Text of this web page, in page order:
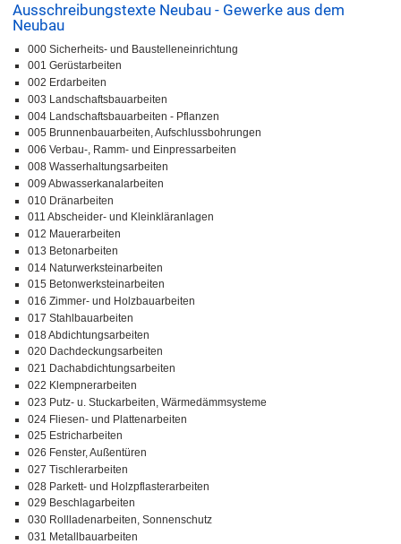
Ausschreibungstexte Neubau - Gewerke aus dem
Neubau
000 Sicherheits- und Baustelleneinrichtung
001 Gerüstarbeiten
002 Erdarbeiten
003 Landschaftsbauarbeiten
004 Landschaftsbauarbeiten - Pflanzen
005 Brunnenbauarbeiten, Aufschlussbohrungen
006 Verbau-, Ramm- und Einpressarbeiten
008 Wasserhaltungsarbeiten
009 Abwasserkanalarbeiten
010 Dränarbeiten
011 Abscheider- und Kleinkläranlagen
012 Mauerarbeiten
013 Betonarbeiten
014 Naturwerksteinarbeiten
015 Betonwerksteinarbeiten
016 Zimmer- und Holzbauarbeiten
017 Stahlbauarbeiten
018 Abdichtungsarbeiten
020 Dachdeckungsarbeiten
021 Dachabdichtungsarbeiten
022 Klempnerarbeiten
023 Putz- u. Stuckarbeiten, Wärmedämmsysteme
024 Fliesen- und Plattenarbeiten
025 Estricharbeiten
026 Fenster, Außentüren
027 Tischlerarbeiten
028 Parkett- und Holzpflasterarbeiten
029 Beschlagarbeiten
030 Rollladenarbeiten, Sonnenschutz
031 Metallbauarbeiten